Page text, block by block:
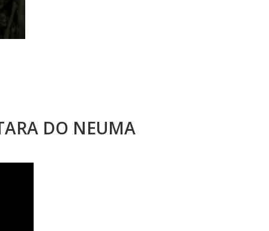
DO NEUMA